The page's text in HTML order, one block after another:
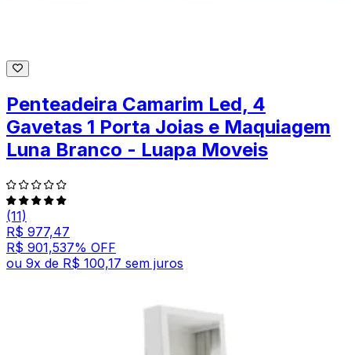
Penteadeira Camarim Led, 4
Gavetas 1 Porta Joias e Maquiagem
Luna Branco - Luapa Moveis
(11)
R$ 977,47
R$ 901,537% OFF
ou 9x de R$ 100,17 sem juros